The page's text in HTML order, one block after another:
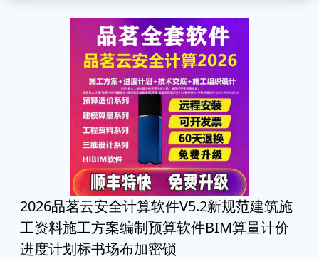
2026品茗云安全计算软件V5.2新规范建筑施
工资料施工方案编制预算软件BIM算量计价
进度计划标书场布加密锁